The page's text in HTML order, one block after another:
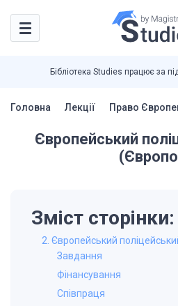
Бібліотека Studies працює за
Головна Лекції Право
Європейський
Зміст сторінки:
2. Європейський
Завдання
Фінансування
Співпраця